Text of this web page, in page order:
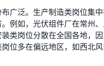
广泛。生产制造类岗位集
例如，光伏组件厂在常州
类岗位分散在全国各地，
位多在偏远地区，如西北